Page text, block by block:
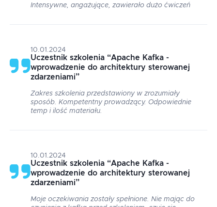
Intensywne, angażujące, zawierało dużo ćwiczeń
10.01.2024
Uczestnik szkolenia “Apache Kafka -
wprowadzenie do architektury sterowanej
zdarzeniami”
Zakres szkolenia przedstawiony w zrozumiały
sposób. Kompetentny prowadzący. Odpowiednie
temp i ilość materiału.
10.01.2024
Uczestnik szkolenia “Apache Kafka -
wprowadzenie do architektury sterowanej
zdarzeniami”
Moje oczekiwania zostały spełnione. Nie mając do